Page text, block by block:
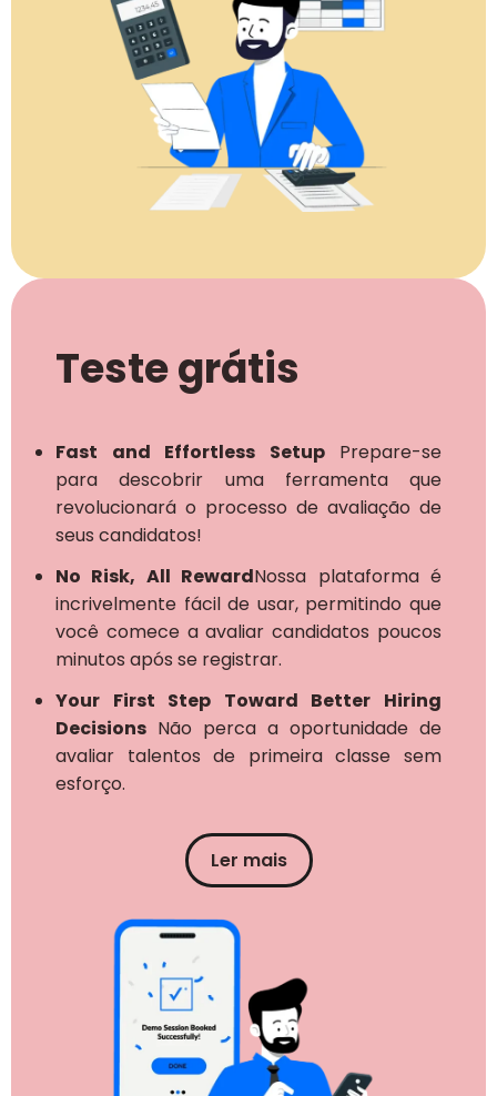
Teste grátis
Fast and Effortless SetupPrepare-se
para descobrir uma ferramenta que
revolucionará o processo de avaliação de
seus candidatos!
No Risk, All RewardNossa plataforma é
incrivelmente fácil de usar, permitindo que
você comece a avaliar candidatos poucos
minutos após se registrar.
Your First Step Toward Better Hiring
Decisions Não perca a oportunidade de
avaliar talentos de primeira classe sem
esforço.
Ler mais